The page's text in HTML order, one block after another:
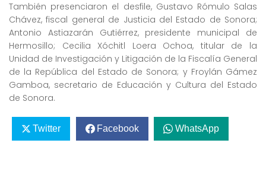
También presenciaron el desfile, Gustavo Rómulo Salas
Chávez, fiscal general de Justicia del Estado de Sonora;
Antonio Astiazarán Gutiérrez, presidente municipal de
Hermosillo; Cecilia Xóchitl Loera Ochoa, titular de la
Unidad de Investigación y Litigación de la Fiscalía General
de la República del Estado de Sonora; y Froylán Gámez
Gamboa, secretario de Educación y Cultura del Estado
de Sonora.
Twitter Facebook WhatsApp